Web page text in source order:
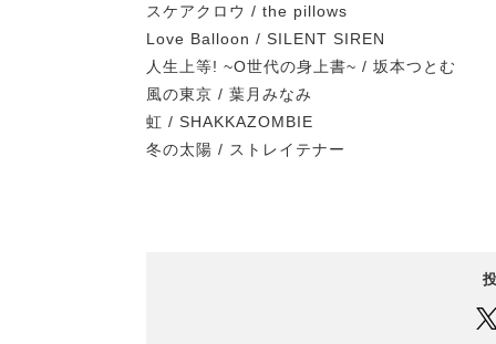
スケアクロウ / the pillows
Love Balloon / SILENT SIREN
人生上等! ~O世代の身上書~ / 坂本つとむ
風の東京 / 葉月みなみ
虹 / SHAKKAZOMBIE
冬の太陽 / ストレイテナー